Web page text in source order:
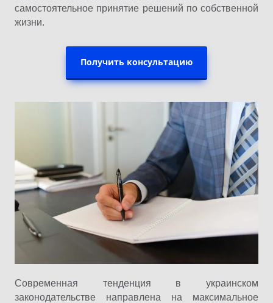
самостоятельное принятие решений по собственной
жизни.
Получить консультацию
Современная тенденция в украинском
законодательстве направлена на максимальное